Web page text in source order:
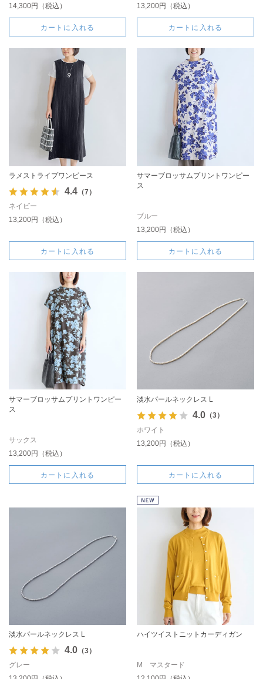
14,300円（税込）
カートに入れる
13,200円（税込）
カートに入れる
ラメストライプワンピース
4.4（7）
ネイビー
13,200円（税込）
カートに入れる
サマーブロッサムプリントワンピー
ス
ブルー
13,200円（税込）
カートに入れる
サマーブロッサムプリントワンピー
ス
サックス
13,200円（税込）
カートに入れる
淡水パールネックレス L
4.0（3）
ホワイト
13,200円（税込）
カートに入れる
淡水パールネックレス L
4.0（3）
グレー
ハイツイストニットカーディガン
M マスタード